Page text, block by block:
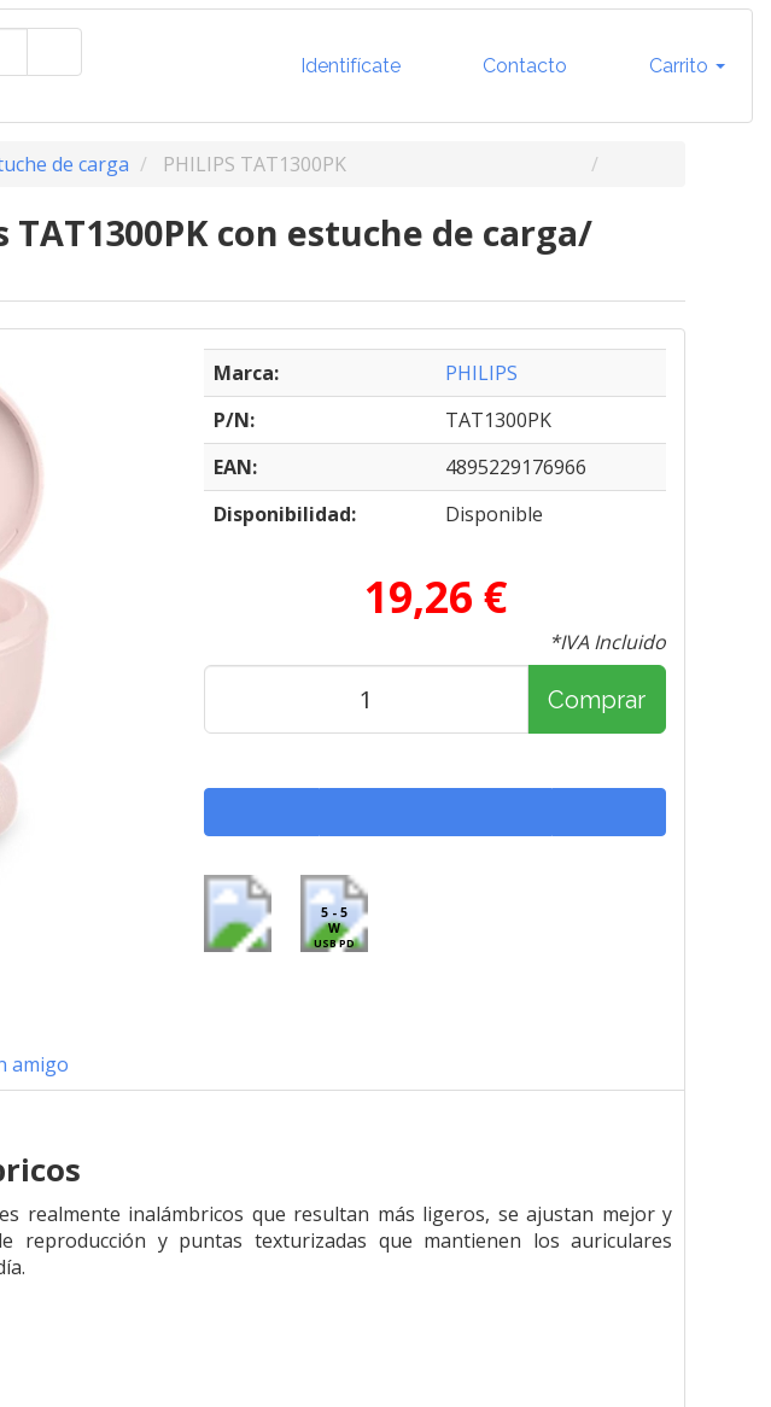
Identifícate Contacto Carrito
de carga PHILIPS TAT1300PK
con estuche de carga/
Marca:
PHILIPS
P/N:
TAT1300PK
EAN:
4895229176966
Disponibilidad:
Disponible
19,26 €
*IVA Incluido
Comprar
5 - 5
W
USB PD
amigo
realmente inalámbricos que resultan más ligeros, se ajustan mejor y
y puntas texturizadas que mantienen los auriculares